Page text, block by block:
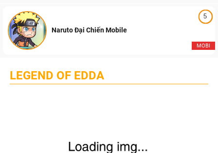
5
MOBI
Naruto Đại Chiến Mobile
LEGEND OF EDDA